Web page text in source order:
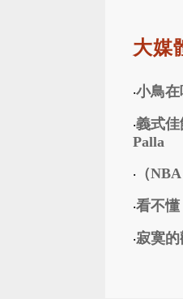
大媒
‧小鳥在
‧義式佳
Palla
‧ （
‧看不
‧寂寞